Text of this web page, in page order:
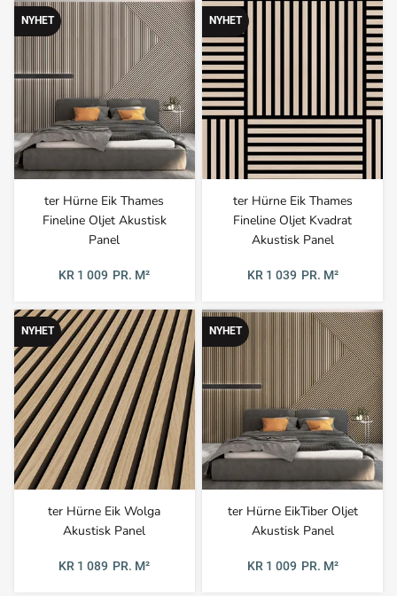
NYHET
ter Hürne Eik Thames
Fineline Oljet Akustisk
Panel
KR 1 009 PR. M²
NYHET
ter Hürne Eik Thames
Fineline Oljet Kvadrat
Akustisk Panel
KR 1 039 PR. M²
NYHET
ter Hürne Eik Wolga
Akustisk Panel
KR 1 089 PR. M²
NYHET
ter Hürne EikTiber Oljet
Akustisk Panel
KR 1 009 PR. M²